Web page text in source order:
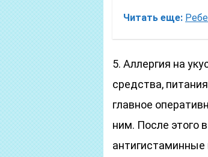
Читать еще:
5. Аллергия на
средства,
главное
ним. После этого